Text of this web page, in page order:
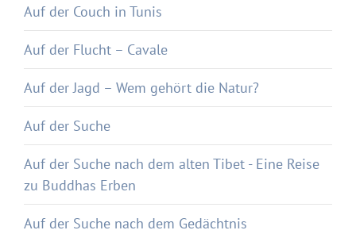
Auf der Couch in Tunis
Auf der Flucht – Cavale
Auf der Jagd – Wem gehört die Natur?
Auf der Suche
Auf der Suche nach dem alten Tibet - Eine Reise
zu Buddhas Erben
Auf der Suche nach dem Gedächtnis